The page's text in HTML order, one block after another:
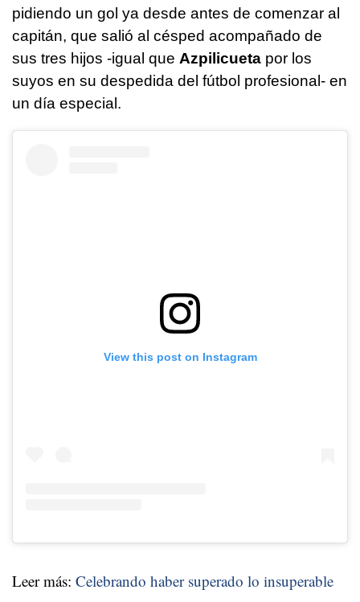
pidiendo un gol ya desde antes de comenzar al
capitán, que salió al césped acompañado de
sus tres hijos -igual que Azpilicueta por los
suyos en su despedida del fútbol profesional- en
un día especial.
View this post on Instagram
Leer más: Celebrando haber superado lo insuperable